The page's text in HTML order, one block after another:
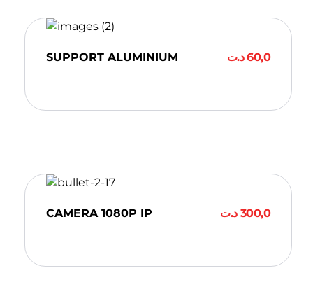
SUPPORT ALUMINIUM 60,0 د.ت
CAMERA 1080P IP 300,0 د.ت